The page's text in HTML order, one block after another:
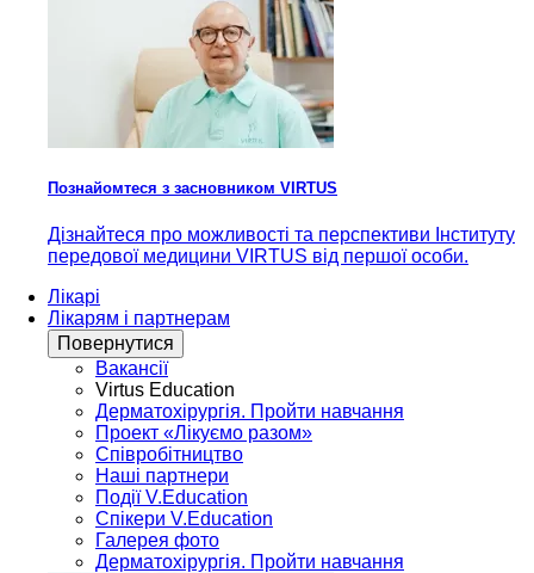
Познайомтеся з засновником VIRTUS
Дізнайтеся про можливості та перспективи Інституту
передової медицини VIRTUS від першої особи.
Лікарі
Лікарям і партнерам
Повернутися
Вакансії
Virtus Education
Дерматохірургія. Пройти навчання
Проект «Лікуємо разом»
Співробітництво
Наші партнери
Події V.Education
Спікери V.Education
Галерея фото
Дерматохірургія. Пройти навчання